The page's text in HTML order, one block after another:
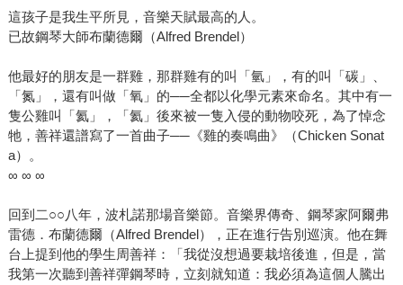
這孩子是我生平所見，音樂天賦最高的人。
已故鋼琴大師布蘭德爾（Alfred Brendel）
他最好的朋友是一群雞，那群雞有的叫「氫」，有的叫「碳」、
「氮」，還有叫做「氧」的──全都以化學元素來命名。其中有一
隻公雞叫「氦」，「氦」後來被一隻入侵的動物咬死，為了悼念
牠，善祥還譜寫了一首曲子──《雞的奏鳴曲》（Chicken Sonat
a）。
∞ ∞ ∞
回到二○○八年，波札諾那場音樂節。音樂界傳奇、鋼琴家阿爾弗
雷德．布蘭德爾（Alfred Brendel），正在進行告別巡演。他在舞
台上提到他的學生周善祥：「我從沒想過要栽培後進，但是，當
我第一次聽到善祥彈鋼琴時，立刻就知道：我必須為這個人騰出